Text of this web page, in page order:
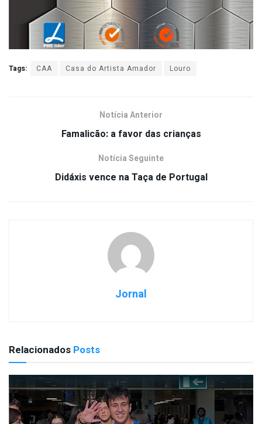
Tags: CAA Casa do Artista Amador Louro
Notícia Anterior
Famalicão: a favor das crianças
Notícia Seguinte
Didáxis vence na Taça de Portugal
Jornal
Relacionados Posts